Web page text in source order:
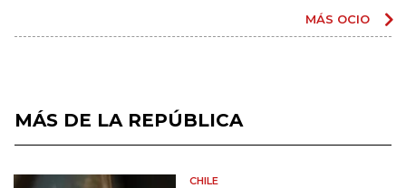
MÁS OCIO
MÁS DE LA REPÚBLICA
CHILE